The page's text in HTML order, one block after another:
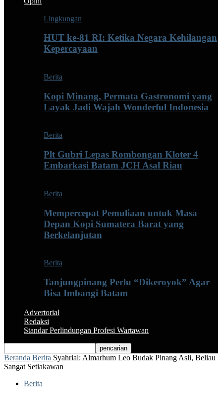
Lingkungan
HUT ke-81 RI: Ketika Negara Kehilangan
Kepercayaan
Berita
Kopi Minang, Permata Gastronomi yang
Layak Jadi Wajah Wonderful Indonesia
Berita
Plt Gubri Lepas Rombongan Kloter 4
Embarkasi Batam JCH Asal Riau
Berita
Mempercepat Pemuliaan untuk Masa
Depan Kopi Sumatera Barat yang
Berkelanjutan
Berita
Tanjungpinang Perlu “Dikeroyok” Agar
Bisa Imbangi Batam
Advertorial
Redaksi
Standar Perlindungan Profesi Wartawan
Beranda Berita Syahrial: Almarhum Leo Budak Pinang Asli, Beliau
Sangat Setiakawan
Berita